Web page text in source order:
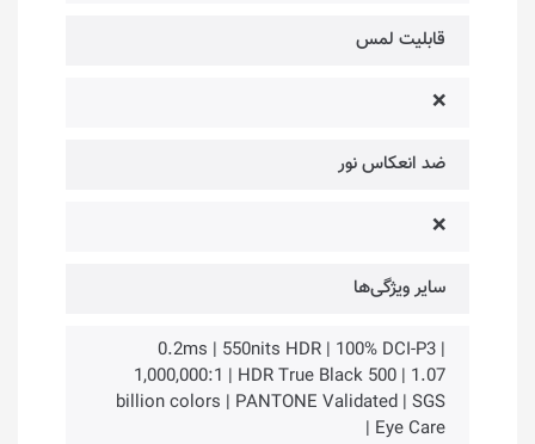
قابلیت لمس
❌
ضد انعکاس نور
❌
سایر ویژگی‌ها
0.2ms | 550nits HDR | 100% DCI-P3 |
1,000,000:1 | HDR True Black 500 | 1.07
billion colors | PANTONE Validated | SGS
Eye Care |